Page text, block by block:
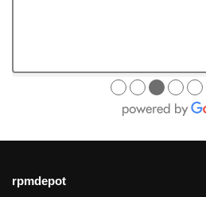
●●●●●
rpmdepot